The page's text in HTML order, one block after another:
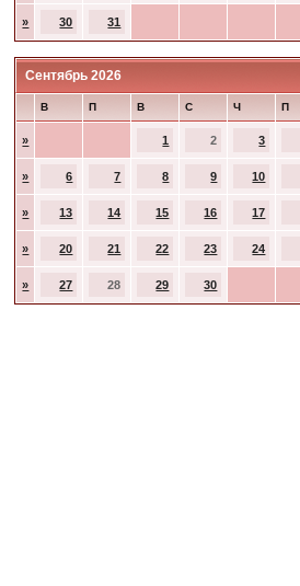
» 30 31
Сентябрь 2026
В П В С Ч П
» 1 2 3
» 6 7 8 9 10
» 13 14 15 16 17
» 20 21 22 23 24
» 27 28 29 30